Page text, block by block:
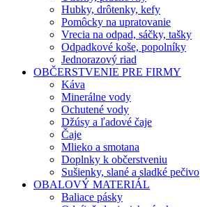
Hubky, drôtenky, kefy
Pomôcky na upratovanie
Vrecia na odpad, sáčky, tašky
Odpadkové koše, popolníky
Jednorazový riad
OBČERSTVENIE PRE FIRMY
Káva
Minerálne vody
Ochutené vody
Džúsy a ľadové čaje
Čaje
Mlieko a smotana
Doplnky k občerstveniu
Sušienky, slané a sladké pečivo
OBALOVÝ MATERIÁL
Baliace pásky